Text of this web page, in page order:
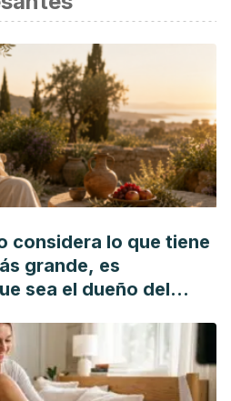
A., Kurfurst, R., Bonté, F.,
(2002). Skin ageing: Clinical and
and reducible wrinkles.
Vera-Kellet C, Harz-Fresno I.
. 2014;2014:1711. Published 2014 Dec
and aging skin. Dermato-
10.4161/derm.23872
considera lo que tiene
grande, es
sea el dueño del